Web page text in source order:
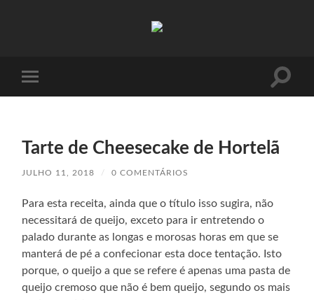
mobile
Toggle
Tarte de Cheesecake de Hortelã
JULHO 11, 2018 / 0 COMENTÁRIOS
Para esta receita, ainda que o título isso sugira, não
necessitará de queijo, exceto para ir entretendo o
palado durante as longas e morosas horas em que se
manterá de pé a confecionar esta doce tentação. Isto
porque, o queijo a que se refere é apenas uma pasta de
queijo cremoso que não é bem queijo, segundo os mais